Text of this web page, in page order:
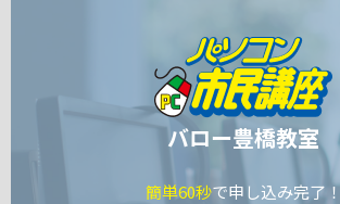
バロー豊橋教室
簡単60秒で申し込み完了！